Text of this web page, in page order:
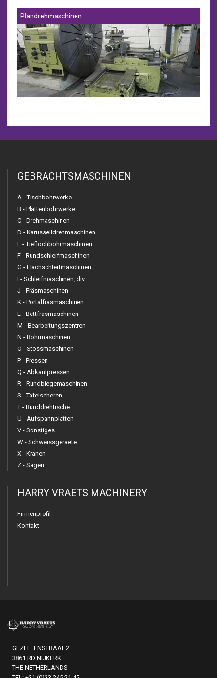
Plandrehmaschinen
GEBRACHTSMASCHINEN
A - Tischbohrwerke
B - Plattenbohrwerke
C - Drehmaschinen
D - Karusselldrehmaschinen
E - Tieflochbohrmaschinen
F - Rundschleifmaschinen
G - Flachschleifmaschinen
I - Schleifmaschinen, div
J - Fräsmaschinen
K - Portalfräsmaschinen
L - Bettfräsmaschinen
M - Bearbeitungszentren
N - Bohrmaschinen
O - Stossmaschinen
P - Pressen
Q - Abkantpressen
R - Rundbiegemaschinen
S - Tafelscheren
T - Runddrehtische
U - Aufspannplatten
V - Sonstiges
W - Schweissgeraete
X - Kranen
Z - Sägen
HARRY VRAETS MACHINERY
Firmenprofil
Kontakt
GEZELLENSTRAAT 2
3861 RD NIJKERK
THE NETHERLANDS